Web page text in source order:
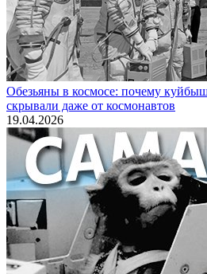
Обезьяны в космосе: почему
скрывали даже от космонавтов
19.04.2026